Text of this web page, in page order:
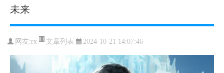
未来
网友:rx 文章列表 2024-10-21 14:07:46